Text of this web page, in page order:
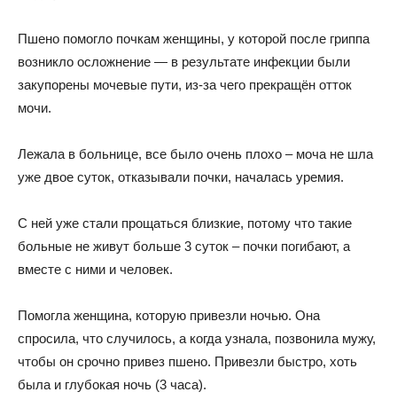
Пшено помогло почкам женщины, у которой после гриппа
возникло осложнение — в результате инфекции были
закупорены мочевые пути, из-за чего прекращён отток
мочи.
Лежала в больнице, все было очень плохо – моча не шла
уже двое суток, отказывали почки, началась уремия.
С ней уже стали прощаться близкие, потому что такие
больные не живут больше 3 суток – почки погибают, а
вместе с ними и человек.
Помогла женщина, которую привезли ночью. Она
спросила, что случилось, а когда узнала, позвонила мужу,
чтобы он срочно привез пшено. Привезли быстро, хоть
была и глубокая ночь (3 часа).